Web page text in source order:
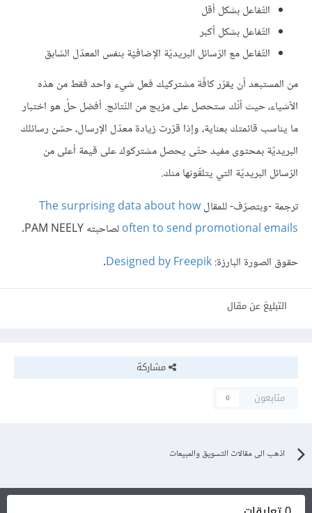
التّفاعل بشكل أقل
التّفاعل بشكل أكبر
التّفاعل مع الرّسائل البريديّة الإضافيّة بنفس المعدّل السّابق
من المستبعد أن يقرّر كافّة مشتركيك فعل شيء واحد فقط من هذه
الأشياء، حيث أنّك ستحصل على مزيج من النّتائج. أفضل حلّ هو اختبار
ما يناسب قائمتك بعناية، وإذا قرّرت زيادة معدّل الإرسال، حسّن رسائلك
البريديّة بمحتوى مفيد حتّى يحصل مشتركوك على قيمة أعلى من
الرّسائل البريديّة التي يتلقّونها منك.
ترجمة -وبتصرّف- للمقالThe surprising data about how
often to send promotional emailsلصاحبته PAM NEELY.
حقوق الصورة البارزة:Designed by Freepik
.
التبليغ عن مقال
مشاركة
متابعون
0
اذهب الى مقالات التسويق والمبيعات